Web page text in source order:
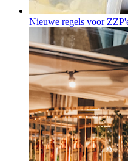
Nieuwe regels voor